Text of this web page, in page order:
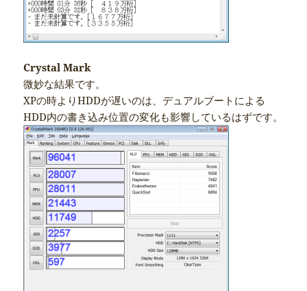
Crystal Mark
微妙な結果です。
XPの時よりHDDが遅いのは、デュアルブートによる
HDD内の書き込み位置の変化も影響しているはずです。